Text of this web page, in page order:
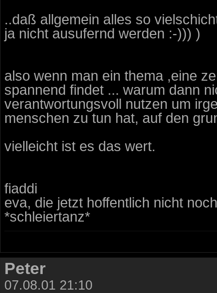
..daß allgemein alles so
ja nicht ausufernd werden :-))) )
also wenn man ein thema ,eine
spannend findet ... warum dann
verantwortungsvoll nutzen um
menschen zu tun hat, auf den
vielleicht ist es das wert.
fiaddi
eva, die jetzt hoffentlich nicht
*schleiertanz*
Peter
07.08.01 21:10